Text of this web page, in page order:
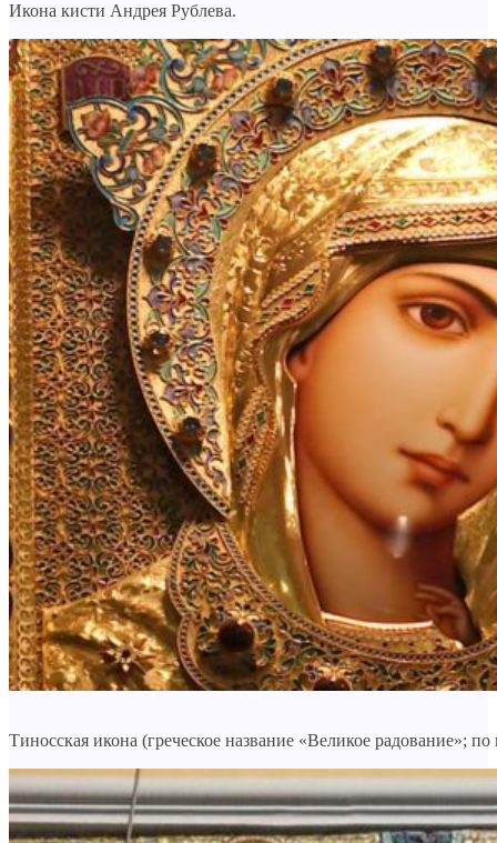
Икона кисти Андрея Рублева.
Тиносская икона (греческое название «Великое радование»;